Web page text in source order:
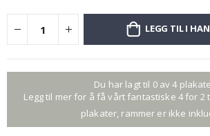
LEGG TIL I
Du har lagt til 0 av 4
Legg til mer for å få vårt fantastiske 4 for 2
plakater, rammer er ikke